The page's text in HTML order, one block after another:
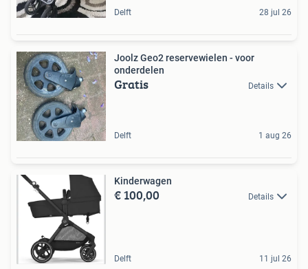
Delft 28 jul 26
Joolz Geo2 reservewielen - voor
onderdelen
Gratis Details
Delft 1 aug 26
Kinderwagen
€ 100,00 Details
Delft 11 jul 26